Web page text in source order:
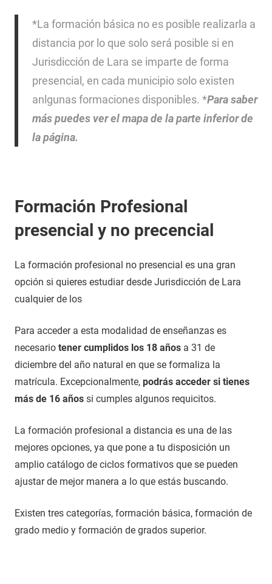
*La formación básica no es posible realizarla a
distancia por lo que solo será posible si en
Jurisdicción de Lara se imparte de forma
presencial, en cada municipio solo existen
anlgunas formaciones disponibles. *Para saber
más puedes ver el mapa de la parte inferior de
la página.
Formación Profesional
presencial y no precencial
La formación profesional no presencial es una gran
opción si quieres estudiar desde Jurisdicción de Lara
cualquier de los
Para acceder a esta modalidad de enseñanzas es
necesario tener cumplidos los 18 años a 31 de
diciembre del año natural en que se formaliza la
matrícula. Excepcionalmente, podrás acceder si tienes
más de 16 años si cumples algunos requicitos.
La formación profesional a distancia es una de las
mejores opciones, ya que pone a tu disposición un
amplio catálogo de ciclos formativos que se pueden
ajustar de mejor manera a lo que estás buscando.
Existen tres categorías, formación básica, formación de
grado medio y formación de grados superior.